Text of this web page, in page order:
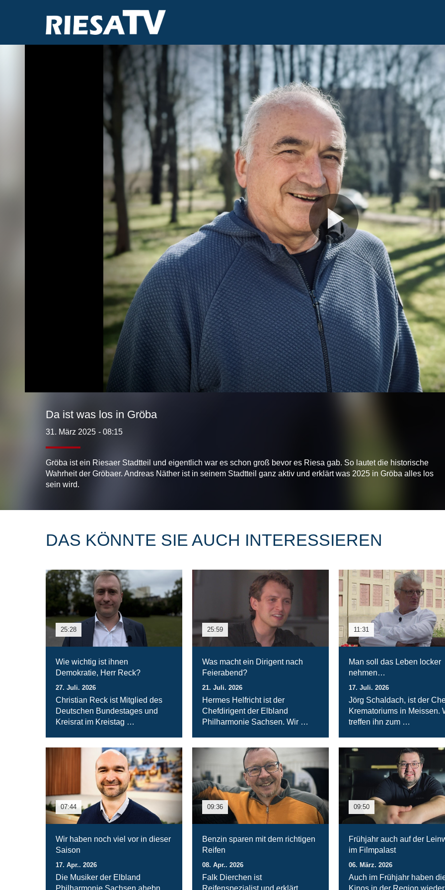
Video
Da ist was los in Gröba
31. März 2025 - 08:15
Gröba ist ein Riesaer Stadtteil und eigentlich war es schon groß bevor es Riesa gab. So lautet die historische
Wahrheit der Gröbaer. Andreas Näther ist in seinem Stadtteil ganz aktiv und erklärt was 2025 in Gröba alles los
sein wird.
DAS KÖNNTE SIE AUCH INTERESSIEREN
25:28
Wie wichtig ist ihnen
Demokratie, Herr Reck?
27. Juli. 2026
Christian Reck ist Mitglied des
Deutschen Bundestages und
Kreisrat im Kreistag …
25:59
Was macht ein Dirigent nach
Feierabend?
21. Juli. 2026
Hermes Helfricht ist der
Chefdirigent der Elbland
Philharmonie Sachsen. Wir …
11:31
Man soll das Leben locker
nehmen…
17. Juli. 2026
Jörg Schaldach, ist der
Krematoriums in Meissen.
treffen ihn zum …
07:44
Wir haben noch viel vor in dieser
Saison
17. Apr.. 2026
Die Musiker der Elbland
Philharmonie Sachsen ahebn
09:36
Benzin sparen mit dem richtigen
Reifen
08. Apr.. 2026
Falk Dierchen ist
Reifenspezialist und erklärt,
09:50
Frühjahr auch auf der
im Filmpalast
06. März. 2026
Auch im Frühjahr haben
Kinos in der Region